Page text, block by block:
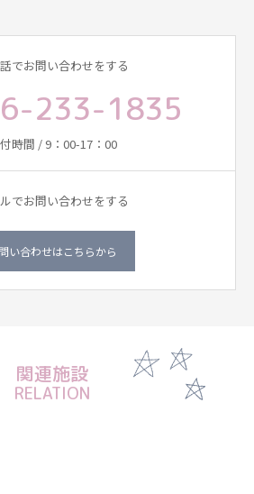
でお問い合わせをする
233-1835
時間 / 9：00-17：00
でお問い合わせをする
い合わせはこちらから
関連施設
RELATION